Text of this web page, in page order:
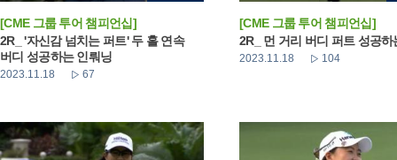
[CME 그룹 투어 챔피언십]
2R_ '자신감 넘치는 퍼트' 두 홀 연속
버디 성공하는 인뤄닝
2023.11.18 67
[CME 그룹 투어 챔피언십]
2R_ 먼 거리 버디 퍼트 성공하
2023.11.18 104